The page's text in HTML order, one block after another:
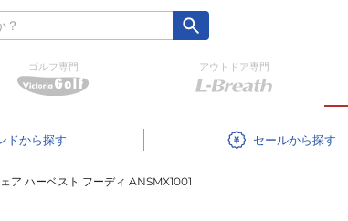
ゴルフ専門 アウトドア専門
ド セール
ア ハーベスト フーディ ANSMX1001